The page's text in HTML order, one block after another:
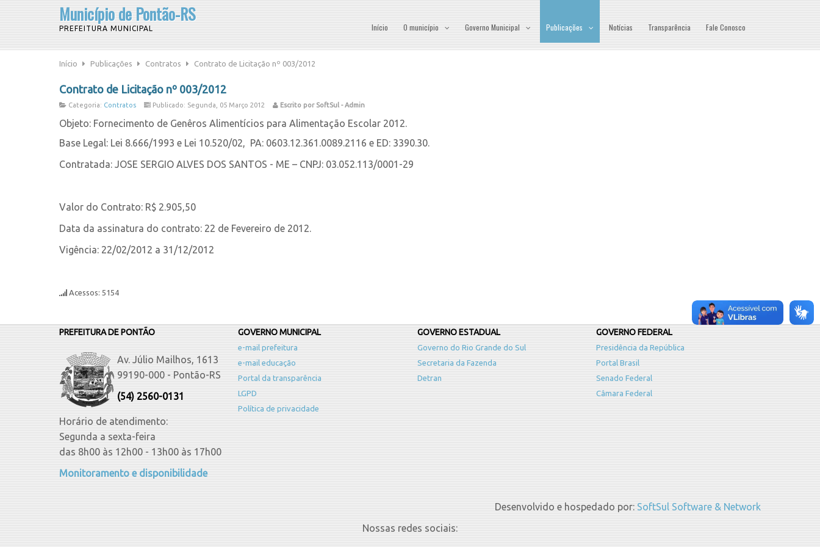
Município de Pontão-RS
PREFEITURA MUNICIPAL Início O município Governo Municipal Publicações Notícias Transparência Fale Conosco
Início Publicações Contratos Contrato de Licitação nº 003/2012
Contrato de Licitação nº 003/2012
Categoria: Contratos Publicado: Segunda, 05 Março 2012 Escrito por SoftSul - Admin
Objeto: Fornecimento de Genêros Alimentícios para Alimentação Escolar 2012.
Base Legal: Lei 8.666/1993 e Lei 10.520/02, PA: 0603.12.361.0089.2116 e ED: 3390.30.
Contratada: JOSE SERGIO ALVES DOS SANTOS - ME – CNPJ: 03.052.113/0001-29
Valor do Contrato: R$ 2.905,50
Data da assinatura do contrato: 22 de Fevereiro de 2012.
Vigência: 22/02/2012 a 31/12/2012
Acessos: 5154
PREFEITURA DE PONTÃO
Av. Júlio Mailhos, 1613
99190-000 - Pontão-RS
(54) 2560-0131
Horário de atendimento:
Segunda a sexta-feira
das 8h00 às 12h00 - 13h00 às 17h00
Monitoramento e disponibilidade
GOVERNO MUNICIPAL
e-mail prefeitura
e-mail educação
Portal da transparência
LGPD
Política de privacidade
GOVERNO ESTADUAL
Governo do Rio Grande do Sul
Secretaria da Fazenda
Detran
GOVERNO FEDERAL
Presidência da República
Portal Brasil
Senado Federal
Câmara Federal
Desenvolvido e hospedado por: SoftSul Software & Network
Nossas redes sociais: